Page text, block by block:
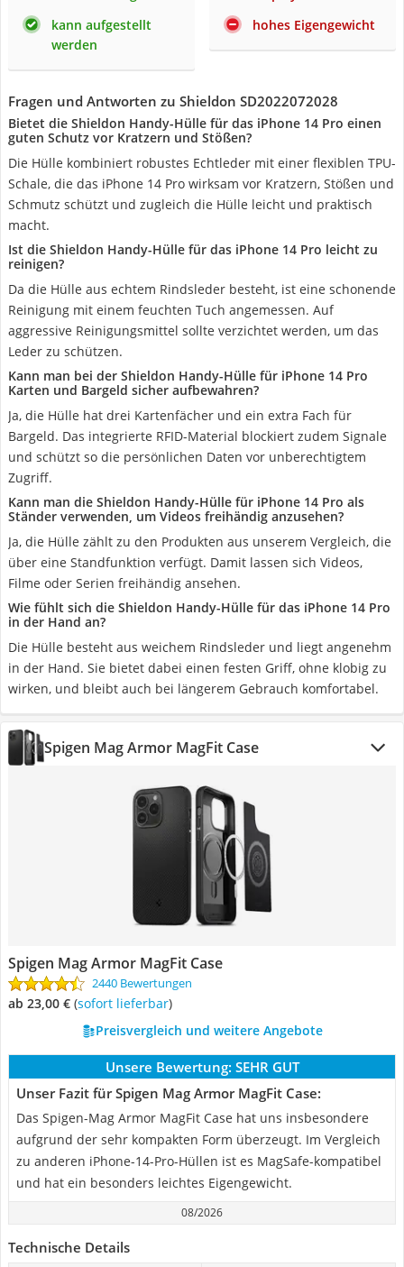
kann aufgestellt
werden
hohes Eigengewicht
Fragen und Antworten zu Shieldon SD2022072028
Bietet die Shieldon Handy-Hülle für das iPhone 14 Pro einen
guten Schutz vor Kratzern und Stößen?
Die Hülle kombiniert robustes Echtleder mit einer flexiblen TPU-
Schale, die das iPhone 14 Pro wirksam vor Kratzern, Stößen und
Schmutz schützt und zugleich die Hülle leicht und praktisch
macht.
Ist die Shieldon Handy-Hülle für das iPhone 14 Pro leicht zu
reinigen?
Da die Hülle aus echtem Rindsleder besteht, ist eine schonende
Reinigung mit einem feuchten Tuch angemessen. Auf
aggressive Reinigungsmittel sollte verzichtet werden, um das
Leder zu schützen.
Kann man bei der Shieldon Handy-Hülle für iPhone 14 Pro
Karten und Bargeld sicher aufbewahren?
Ja, die Hülle hat drei Kartenfächer und ein extra Fach für
Bargeld. Das integrierte RFID-Material blockiert zudem Signale
und schützt so die persönlichen Daten vor unberechtigtem
Zugriff.
Kann man die Shieldon Handy-Hülle für iPhone 14 Pro als
Ständer verwenden, um Videos freihändig anzusehen?
Ja, die Hülle zählt zu den Produkten aus unserem Vergleich, die
über eine Standfunktion verfügt. Damit lassen sich Videos,
Filme oder Serien freihändig ansehen.
Wie fühlt sich die Shieldon Handy-Hülle für das iPhone 14 Pro
in der Hand an?
Die Hülle besteht aus weichem Rindsleder und liegt angenehm
in der Hand. Sie bietet dabei einen festen Griff, ohne klobig zu
wirken, und bleibt auch bei längerem Gebrauch komfortabel.
Spigen Mag Armor MagFit Case
Spigen Mag Armor MagFit Case
2440 Bewertungen
ab 23,00 € ( Sofort lieferbar)
Preisvergleich und weitere Angebote
Unsere Bewertung: SEHR GUT
Unser Fazit für Spigen Mag Armor MagFit Case:
Das Spigen-Mag Armor MagFit Case hat uns insbesondere
aufgrund der sehr kompakten Form überzeugt. Im Vergleich
zu anderen iPhone-14-Pro-Hüllen ist es MagSafe-kompatibel
und hat ein besonders leichtes Eigengewicht.
08/2026
Technische Details